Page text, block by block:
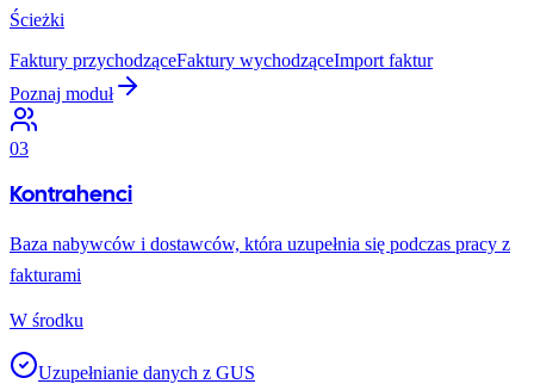
Ścieżki
Faktury przychodząceFaktury wychodząceImport faktur
Poznaj moduł
03
Kontrahenci
Baza nabywców i dostawców, która uzupełnia się podczas pracy z
fakturami
W środku
Uzupełnianie danych z GUS